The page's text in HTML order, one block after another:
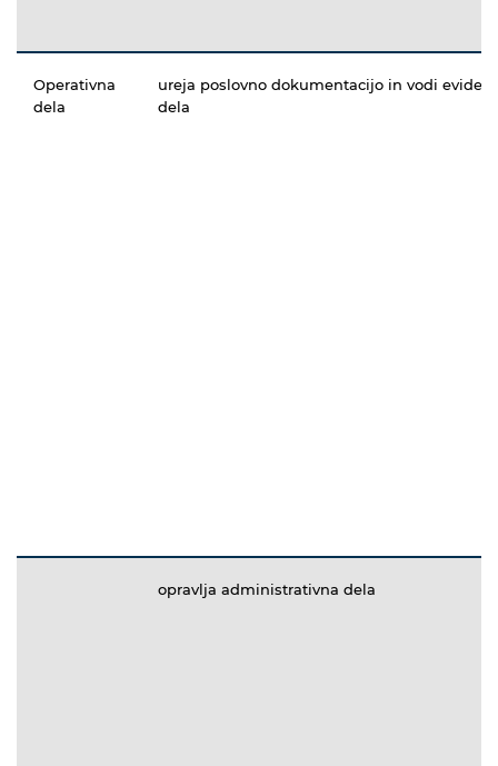
Operativna
dela
ureja poslovno dokumentacijo in vodi
dela
opravlja administrativna dela